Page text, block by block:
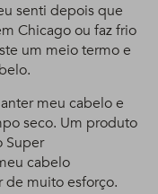
senti depois que
Chicago ou faz frio
um meio termo e
meu cabelo e
seco. Um produto
Super
cabelo
de muito esforço.